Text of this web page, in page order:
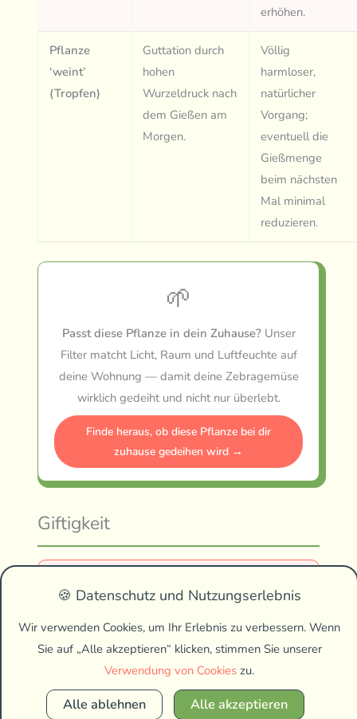
🍪 Datenschutz und Nutzungserlebnis
Wir verwenden Cookies, um Ihr Erlebnis zu verbessern. Wenn
Sie auf „Alle akzeptieren“ klicken, stimmen Sie unserer
Verwendung von Cookies zu.
Alle ablehnen Alle akzeptieren
erhöhen.
Pflanze
‘weint’
(Tropfen)
Guttation durch
hohen
Wurzeldruck nach
dem Gießen am
Morgen.
Völlig
harmloser,
natürlicher
Vorgang;
eventuell die
Gießmenge
beim nächsten
Mal minimal
reduzieren.
🌱
Passt diese Pflanze in dein Zuhause?Unser
Filter matcht Licht, Raum und Luftfeuchte auf
deine Wohnung — damit deine Zebragemüse
wirklich gedeiht und nicht nur überlebt.
Finde heraus, ob diese Pflanze bei dir
zuhause gedeihen wird →
Giftigkeit
⚠️ Achtung: Giftig
Die Alocasia zebrina gehört zur
botanischen Familie der
Aronstabgewächse und ist in allen
Pflanzenteilen giftig. Sie enthält
sogenannte Calciumoxalatkristalle sowie